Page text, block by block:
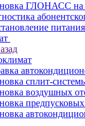
ГЛОНАСС на
сплит-
воздушных